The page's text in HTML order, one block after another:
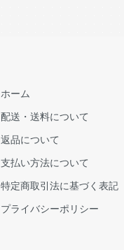
ホーム
配送・送料について
返品について
支払い方法について
特定商取引法に基づく表記
プライバシーポリシー